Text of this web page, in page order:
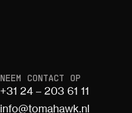
NEEM CONTACT OP
+31 24 – 203 61 11
info@tomahawk.nl